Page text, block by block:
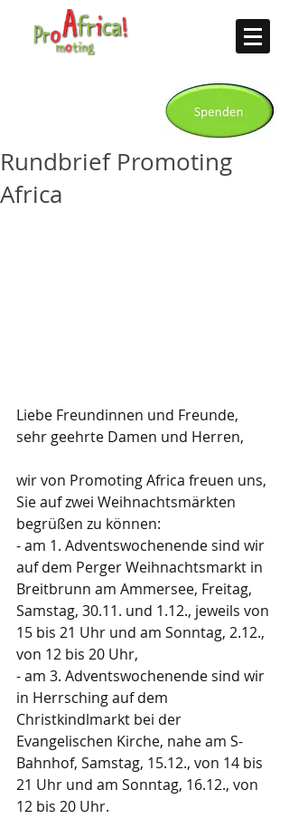
Rundbrief Promoting
Africa
Liebe Freundinnen und Freunde,
sehr geehrte Damen und Herren,
wir von Promoting Africa freuen uns,
Sie auf zwei Weihnachtsmärkten
begrüßen zu können:
- am 1. Adventswochenende sind wir
auf dem Perger Weihnachtsmarkt in
Breitbrunn am Ammersee, Freitag,
Samstag, 30.11. und 1.12., jeweils von
15 bis 21 Uhr und am Sonntag, 2.12.,
von 12 bis 20 Uhr,
- am 3. Adventswochenende sind wir
in Herrsching auf dem
Christkindlmarkt bei der
Evangelischen Kirche, nahe am S-
Bahnhof, Samstag, 15.12., von 14 bis
21 Uhr und am Sonntag, 16.12., von
12 bis 20 Uhr.